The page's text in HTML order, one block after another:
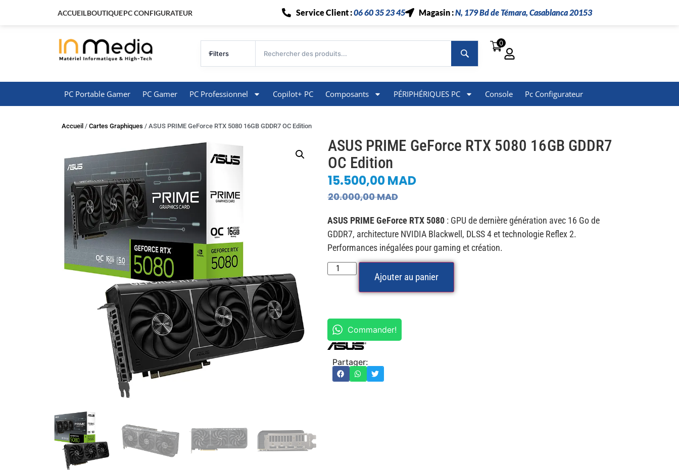
ACCUEILBOUTIQUEPC CONFIGURATEUR Service Client :06 60 35 23 45 Magasin :N, 179 Bd de Témara, Casablanca 20153
Filters Rechercher
0
PC Portable Gamer PC Gamer PC Professionnel Copilot+ PC Composants PÉRIPHÉRIQUES PC Console Pc Configurateur
Accueil / Cartes Graphiques / ASUS PRIME GeForce RTX 5080 16GB GDDR7 OC Edition
ASUS PRIME GeForce RTX 5080 16GB GDDR7
OC Edition
20.000,00MAD
15.500,00MAD
ASUS PRIME GeForce RTX 5080: GPU de dernière génération avec 16 Go de
GDDR7, architecture NVIDIA Blackwell, DLSS 4 et technologie Reflex 2.
Performances inégalées pour gaming et création.
Ajouter au panier
Commander!
Partager: